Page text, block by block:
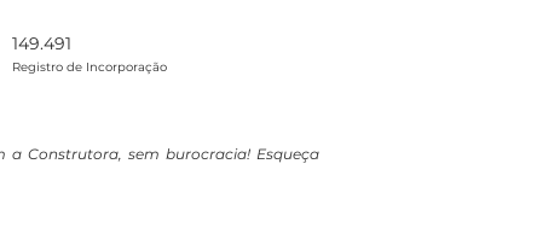
149.491
Registro de Incorporação
Construtora, sem burocracia! Esqueça